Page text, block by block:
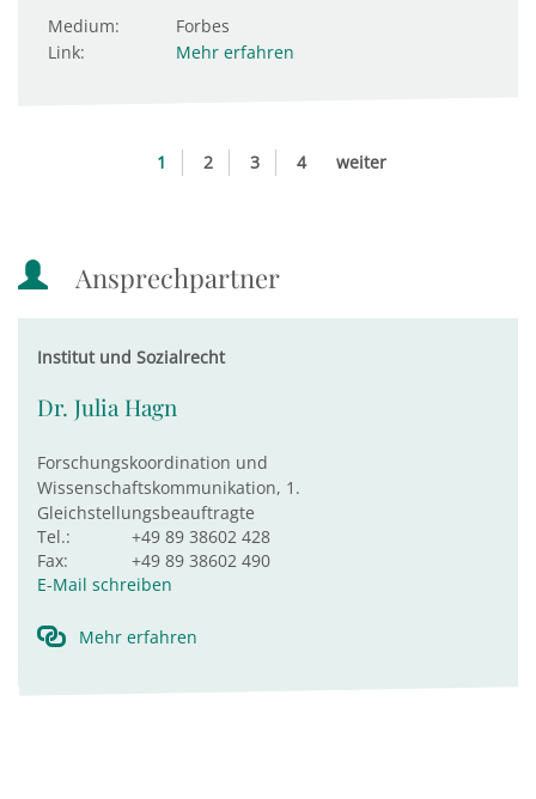
Medium:
Forbes
Link:
Mehr erfahren
1 2 3 4 weiter
Ansprechpartner
Institut und Sozialrecht
Dr. Julia Hagn
Forschungskoordination und
Wissenschaftskommunikation, 1.
Gleichstellungsbeauftragte
Tel.:
+49 89 38602 428
Fax:
+49 89 38602 490
E-Mail schreiben
Mehr erfahren